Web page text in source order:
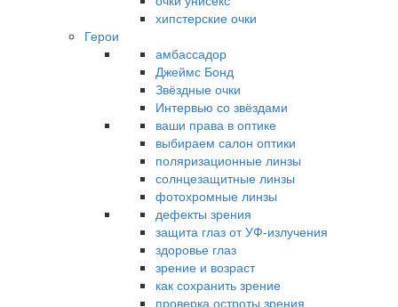
хипстерские очки
Герои
амбассадор
Джеймс Бонд
Звёздные очки
Интервью со звёздами
ваши права в оптике
выбираем салон оптики
поляризационные линзы
солнцезащитные линзы
фотохромные линзы
дефекты зрения
защита глаз от УФ-излучения
здоровье глаз
зрение и возраст
как сохранить зрение
проверка остроты зрения